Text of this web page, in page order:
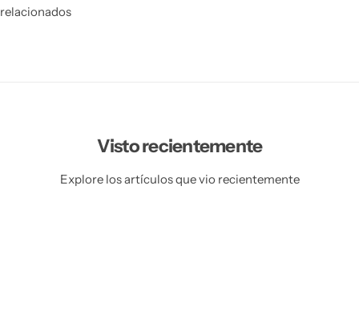
relacionados
Visto recientemente
Explore los artículos que vio recientemente